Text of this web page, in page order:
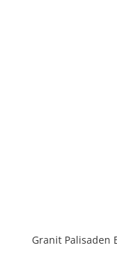
Granit Palisaden